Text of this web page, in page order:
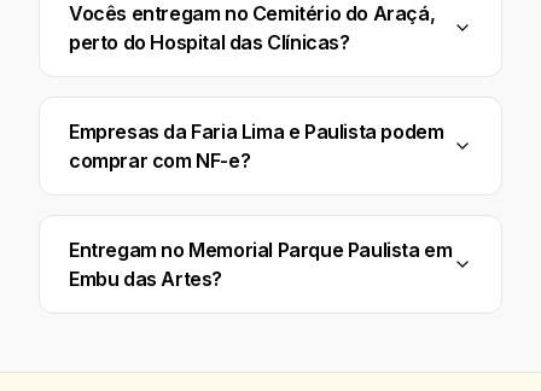
Vocês entregam no Cemitério do Araçá,
perto do Hospital das Clínicas?
Empresas da Faria Lima e Paulista podem
comprar com NF-e?
Entregam no Memorial Parque Paulista em
Embu das Artes?